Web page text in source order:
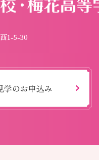
1-5-30
学のお申込み